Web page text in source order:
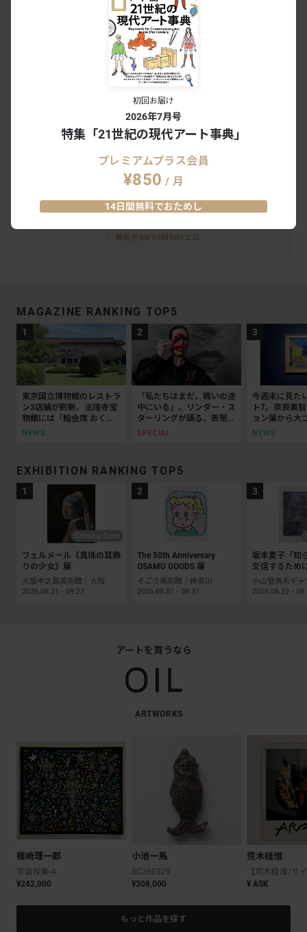
この記事は有料会員限定記事です
続きを読むには
美術手帖 PREMIUM
プレミアム会員限定記事が読み放題
美術手帖アーカイブがWebで読み放題
月額¥300で読み放題
今すぐ登録する
有料会員の方はこちら
ログイン
美術手帖PREMIUMとは
MAGAZINE RANKING TOP5
東京国立博物館のレストラ
ン3店舗が刷新。法隆寺宝
物館には「鮨会席 おく
乃」がオープン
NEWS
「私たちはまだ、戦いの途
中にいる」。リンダー・ス
ターリングが語る、表現と
抵抗の50年
SPECIAL
今週末に見た
ト7。奈良美
ョン展から大
ッティチェリ
NEWS
EXHIBITION RANKING TOP5
フェルメール《真珠の耳飾
りの少女》展
大阪中之島美術館｜大阪
2026.08.21 - 09.27
The 50th Anniversary
OSAMU GOODS 展
そごう美術館｜神奈川
2026.08.01 - 08.31
坂本夏子「知
交信するため
2026.08.22 -
アートを買うなら
ARTWORKS
篠崎理一郎
宇宙採集-4
¥242,000
小池一馬
BC260329
¥308,000
荒木経惟
¥ ASK
もっと作品を探す
初回お届け
2026年7月号
特集「21世紀の現代アート事典」
プレミアムプラス会員
¥850 / 月
14日間無料でおためし